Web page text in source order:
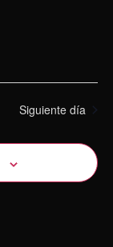
Siguiente día